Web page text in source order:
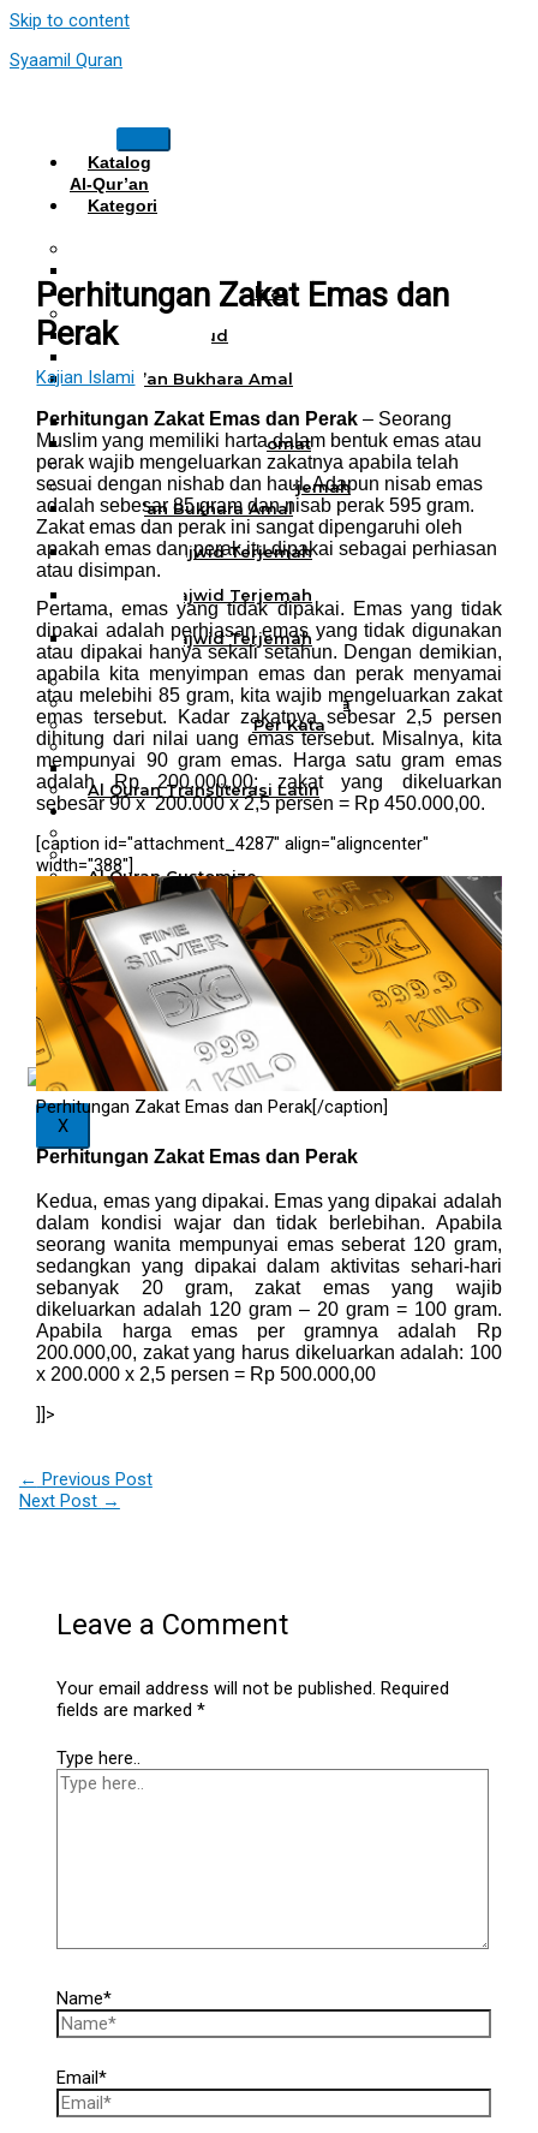
Skip to content
Syaamil Quran
Katalog
Al-Qur’an
Kategori
Al Quran Hafalan Tikrar
Al Quran Tematik
Mushaf Tahajud
Al-Qur’an Bukhara Amal
Al Quran Haji Umrah
Mushaf Tilawah Maqomat
Al Quran Terjemah
Al Quran Tajwid dan Terjemah
Al-Qur’an Bukhara Amal
Harian
Al Quran Tajwid Terjemah
Bukhara A6
Al Quran Tajwid Terjemah
Bukhara A5
Al Quran Tajwid Terjemah
Bukhara B5
Al Quran Spesial Wanita
Al Quran Spesial Wanita Azalia
Al Quran Terjemah Per Kata
Al Quran Tilawah
Mushaf Tilawah Quba
Al Quran Transliterasi Latin
Kemitraan
Rumah Syaamil
Wholesale & Retail
Al Quran Customize
Wisata
Quran
Apa itu Wisata Quran?
Pelatihan
Kequranan
Apa itu Pelatihan Quran?
Trainer Syaamil Quran
X
Perhitungan Zakat Emas dan
Perak
Kajian Islami
Perhitungan Zakat Emas dan Perak – Seorang
Muslim yang memiliki harta dalam bentuk emas atau
perak wajib mengeluarkan zakatnya apabila telah
sesuai dengan nishab dan haul. Adapun nisab emas
adalah sebesar 85 gram dan nisab perak 595 gram.
Zakat emas dan perak ini sangat dipengaruhi oleh
apakah emas dan perak itu dipakai sebagai perhiasan
atau disimpan.
Pertama, emas yang tidak dipakai. Emas yang tidak
dipakai adalah perhiasan emas yang tidak digunakan
atau dipakai hanya sekali setahun. Dengan demikian,
apabila kita menyimpan emas dan perak menyamai
atau melebihi 85 gram, kita wajib mengeluarkan zakat
emas tersebut. Kadar zakatnya sebesar 2,5 persen
dihitung dari nilai uang emas tersebut. Misalnya, kita
mempunyai 90 gram emas. Harga satu gram emas
adalah Rp 200.000,00; zakat yang dikeluarkan
sebesar 90 x 200.000 x 2,5 persen = Rp 450.000,00.
[caption id="attachment_4287" align="aligncenter"
width="388"]
Perhitungan Zakat Emas dan Perak[/caption]
Perhitungan Zakat Emas dan Perak
Kedua, emas yang dipakai. Emas yang dipakai adalah
dalam kondisi wajar dan tidak berlebihan. Apabila
seorang wanita mempunyai emas seberat 120 gram,
sedangkan yang dipakai dalam aktivitas sehari-hari
sebanyak 20 gram, zakat emas yang wajib
dikeluarkan adalah 120 gram – 20 gram = 100 gram.
Apabila harga emas per gramnya adalah Rp
200.000,00, zakat yang harus dikeluarkan adalah: 100
x 200.000 x 2,5 persen = Rp 500.000,00
]]>
← Previous Post
Next Post →
Leave a Comment
Your email address will not be published. Required
fields are marked*
Type here..
Name*
Email*